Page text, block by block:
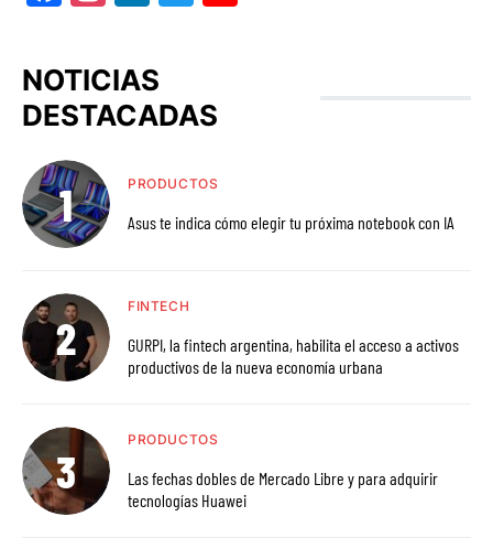
NOTICIAS
DESTACADAS
PRODUCTOS
Asus te indica cómo elegir tu próxima notebook con IA
FINTECH
GURPI, la fintech argentina, habilita el acceso a activos
productivos de la nueva economía urbana
PRODUCTOS
Las fechas dobles de Mercado Libre y para adquirir
tecnologías Huawei